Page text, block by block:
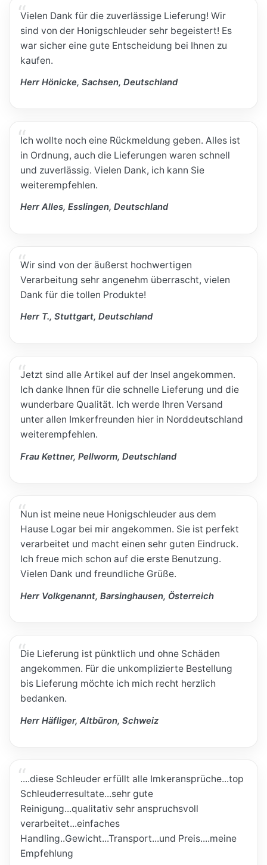
Vielen Dank für die zuverlässige Lieferung! Wir
sind von der Honigschleuder sehr begeistert! Es
war sicher eine gute Entscheidung bei Ihnen zu
kaufen.
Herr Hönicke, Sachsen, Deutschland
Ich wollte noch eine Rückmeldung geben. Alles ist
in Ordnung, auch die Lieferungen waren schnell
und zuverlässig. Vielen Dank, ich kann Sie
weiterempfehlen.
Herr Alles, Esslingen, Deutschland
Wir sind von der äußerst hochwertigen
Verarbeitung sehr angenehm überrascht, vielen
Dank für die tollen Produkte!
Herr T., Stuttgart, Deutschland
Jetzt sind alle Artikel auf der Insel angekommen.
Ich danke Ihnen für die schnelle Lieferung und die
wunderbare Qualität. Ich werde Ihren Versand
unter allen Imkerfreunden hier in Norddeutschland
weiterempfehlen.
Frau Kettner, Pellworm, Deutschland
Nun ist meine neue Honigschleuder aus dem
Hause Logar bei mir angekommen. Sie ist perfekt
verarbeitet und macht einen sehr guten Eindruck.
Ich freue mich schon auf die erste Benutzung.
Vielen Dank und freundliche Grüße.
Herr Volkgenannt, Barsinghausen, Österreich
Die Lieferung ist pünktlich und ohne Schäden
angekommen. Für die unkomplizierte Bestellung
bis Lieferung möchte ich mich recht herzlich
bedanken.
Herr Häfliger, Altbüron, Schweiz
....diese Schleuder erfüllt alle Imkeransprüche...top
Schleuderresultate...sehr gute
Reinigung...qualitativ sehr anspruchsvoll
verarbeitet...einfaches
Handling..Gewicht...Transport...und Preis....meine
Empfehlung